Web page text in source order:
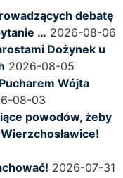
debatę
… 2026-08-06
Dożynek u
2026-08-05
Wójta
08-03
powodów, żeby
2026-07-31